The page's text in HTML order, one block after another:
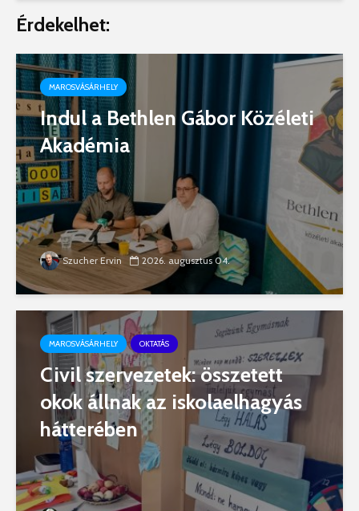
Érdekelhet:
MAROSVÁSÁRHELY
Indul a Bethlen Gábor Közéleti
Akadémia
Szucher Ervin 2026. augusztus 04.
MAROSVÁSÁRHELY OKTATÁS
Civil szervezetek: összetett
okok állnak az iskolaelhagyás
hátterében